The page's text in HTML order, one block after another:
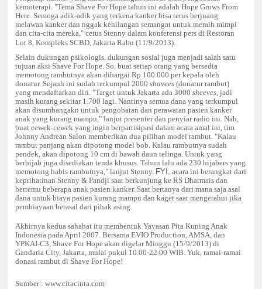
kemoterapi. "Tema Shave For Hope tahun ini adalah Hope Grows From
Here. Semoga adik-adik yang terkena kanker bisa terus berjuang
melawan kanker dan nggak kehilangan semangat untuk meraih mimpi
dan cita-cita mereka," cetus Stenny dalam konferensi pers di Restoran
Lot 8, Kompleks SCBD, Jakarta Rabu (11/9/2013).
Selain dukungan psikologis, dukungan sosial juga menjadi salah satu
tujuan aksi Shave For Hope. So, buat setiap orang yang bersedia
memotong rambutnya akan dihargai Rp 100.000 per kepala oleh
donatur. Sejauh ini sudah terkumpul 2000shavees (donatur rambut)
yang mendaftarkan diri. "Target untuk Jakarta ada 3000 sheeves, jadi
masih kurang sekitar 1.700 lagi. Nantinya semua dana yang terkumpul
akan disumbangakn untuk pengobatan dan perawatan pasien kanker
anak yang kurang mampu," lanjut presenter dan penyiar radio ini.Nah,
buat cewek-cewek yang ingin berpartisipasi dalam acara amal ini, tim
Johnny Andrean Salon memberikan dua pilihan model rambut. "Kalau
rambut panjang akan dipotong model bob. Kalau rambutnya sudah
pendek, akan dipotong 10 cm di bawah daun telinga. Untuk yang
berhijab juga disediakan tenda khusus. Tahun lalu ada 230 hijabers yang
memotong habis rambutnya," lanjut Stenny. FYI, acara ini berangkat dari
keprihatinan Stenny & Pandji saat berkunjung ke RS Dharmais dan
bertemu beberapa anak pasien kanker. Saat bertanya dari mana saja asal
dana untuk biaya pasien kurang mampu dan kaget saat mengetahui jika
pembiayaan berasal dari pihak asing.
Akhirnya kedua sahabat itu membentuk Yayasan Pita Kuning Anak
Indonesia pada April 2007. Bersama EVIO Production, AMSA, dan
YPKAI-C3, Shave For Hope akan digelar Minggu (15/9/2013) di
Gandaria City, Jakarta, mulai pukul 10.00-22.00 WIB. Yuk, ramai-ramai
donasi rambut di Shave For Hope!
Sumber : www.citacinta.com